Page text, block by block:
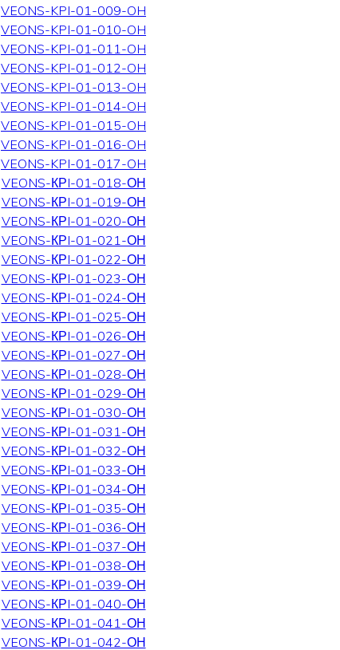
VEONS-KPI-01-009-OH
VEONS-KPI-01-010-OH
VEONS-KPI-01-011-OH
VEONS-KPI-01-012-OH
VEONS-KPI-01-013-OH
VEONS-KPI-01-014-OH
VEONS-KPI-01-015-OH
VEONS-KPI-01-016-OH
VEONS-KPI-01-017-OH
VEONS-КРI-01-018-ОН
VEONS-КРI-01-019-ОН
VEONS-КРI-01-020-ОН
VEONS-КРI-01-021-ОН
VEONS-КРI-01-022-ОН
VEONS-КРI-01-023-ОН
VEONS-КРI-01-024-ОН
VEONS-КРI-01-025-ОН
VEONS-КРI-01-026-ОН
VEONS-КРI-01-027-ОН
VEONS-КРI-01-028-ОН
VEONS-КРI-01-029-ОН
VEONS-КРI-01-030-ОН
VEONS-КРI-01-031-ОН
VEONS-КРI-01-032-ОН
VEONS-КРI-01-033-ОН
VEONS-КРI-01-034-ОН
VEONS-КРI-01-035-ОН
VEONS-КРI-01-036-ОН
VEONS-КРI-01-037-ОН
VEONS-КРI-01-038-ОН
VEONS-КРI-01-039-ОН
VEONS-КРI-01-040-ОН
VEONS-КРI-01-041-ОН
VEONS-КРI-01-042-ОН